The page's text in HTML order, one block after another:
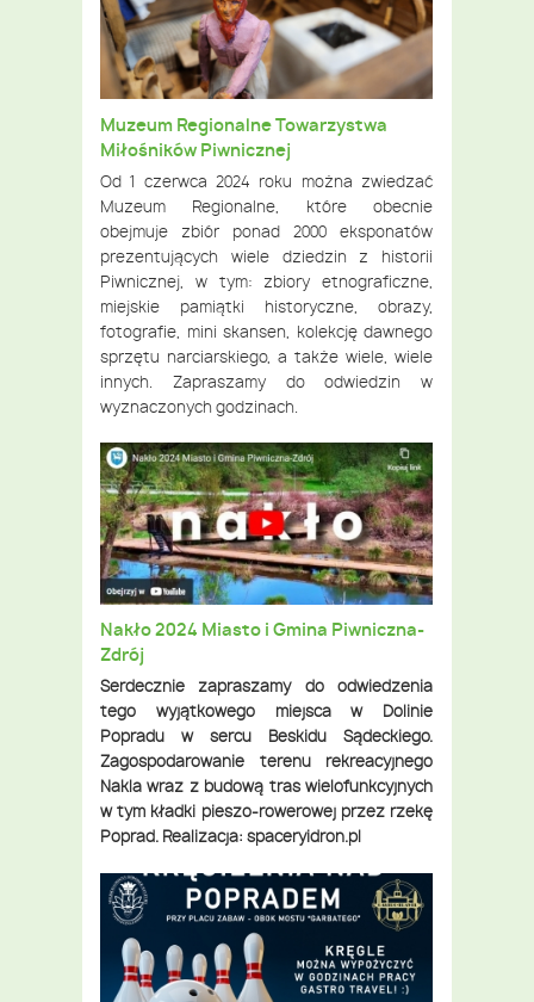
Muzeum Regionalne Towarzystwa
Miłośników Piwnicznej
Od 1 czerwca 2024 roku można zwiedzać
Muzeum Regionalne, które obecnie
obejmuje zbiór ponad 2000 eksponatów
prezentujących wiele dziedzin z historii
Piwnicznej, w tym: zbiory etnograficzne,
miejskie pamiątki historyczne, obrazy,
fotografie, mini skansen, kolekcję dawnego
sprzętu narciarskiego, a także wiele, wiele
innych. Zapraszamy do odwiedzin w
wyznaczonych godzinach.
Nakło 2024 Miasto i Gmina Piwniczna-
Zdrój
Serdecznie zapraszamy do odwiedzenia
tego wyjątkowego miejsca w Dolinie
Popradu w sercu Beskidu Sądeckiego.
Zagospodarowanie terenu rekreacyjnego
Nakla wraz z budową tras wielofunkcyjnych
w tym kładki pieszo-rowerowej przez rzekę
Poprad. Realizacja: spaceryidron.pl